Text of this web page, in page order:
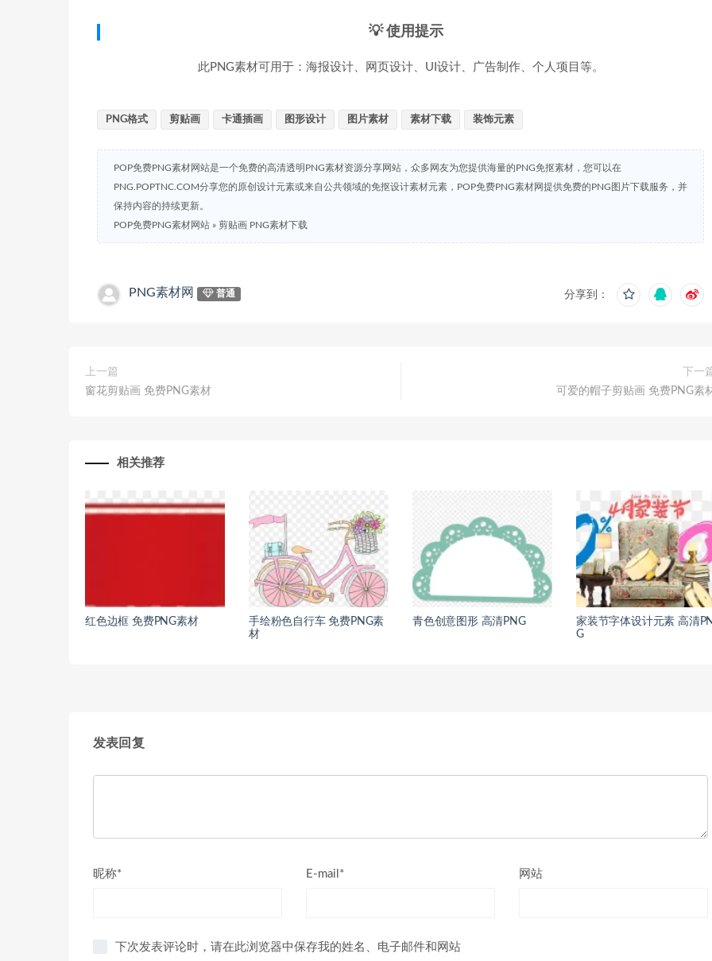
💡 使用提示
此PNG素材可用于：海报设计、网页设计、UI设计、广告制作、个人项目等。
PNG格式 剪贴画 卡通插画 图形设计 图片素材 素材下载 装饰元素
POP免费PNG素材网站是一个免费的高清透明PNG素材资源分享网站，众多网友为您提供海量的PNG免抠素材，您可以在
PNG.POPTNC.COM分享您的原创设计元素或来自公共领域的免抠设计素材元素，POP免费PNG素材网提供免费的PNG图片下载服务，并
保持内容的持续更新。
POP免费PNG素材网站 » 剪贴画 PNG素材下载
PNG素材网 普通 分享到：
上一篇
窗花剪贴画 免费PNG素材
下一
可爱的帽子剪贴画 免费PNG素
相关推荐
红色边框 免费PNG素材
手绘粉色自行车 免费PNG素
材
青色创意图形 高清PNG
家装节字体设计元素 高清
G
发表回复
昵称* E-mail* 网站
下次发表评论时，请在此浏览器中保存我的姓名、电子邮件和网站